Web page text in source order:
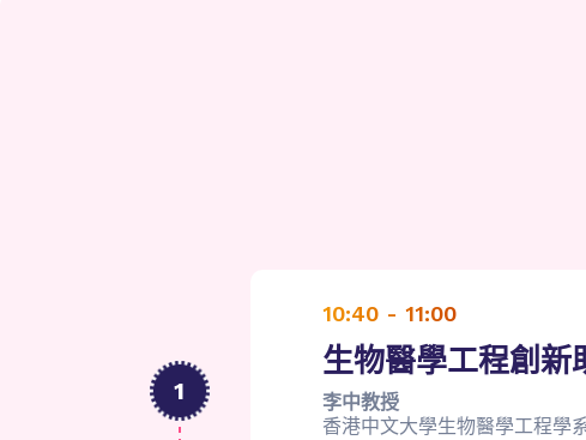
1
10:40 - 11:00
生物醫學工程創新
李中教授
香港中文大學生物醫學工程學